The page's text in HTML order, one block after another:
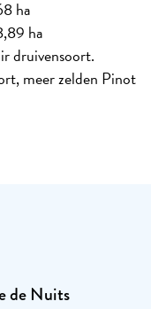
ha
ha
druivensoort.
meer zelden Pinot
de Nuits